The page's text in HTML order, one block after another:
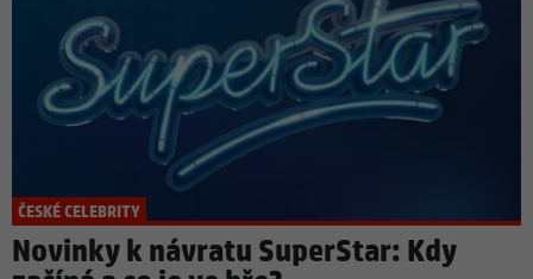
ČESKÉ CELEBRITY
Novinky k návratu SuperStar: Kdy